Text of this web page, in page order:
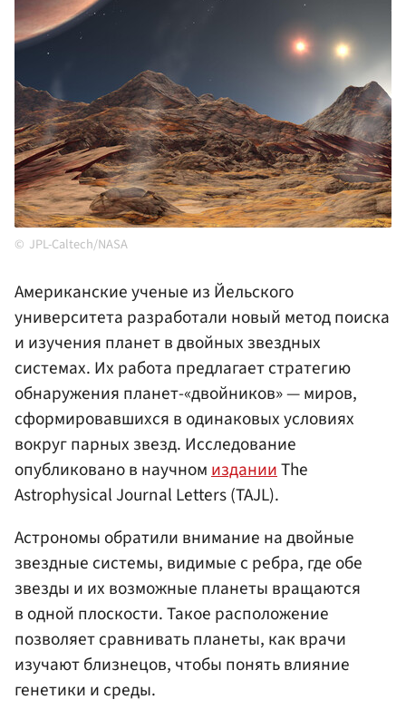
JPL-Caltech/NASA
Американские ученые из Йельского
университета разработали новый метод поиска
и изучения планет в двойных звездных
системах. Их работа предлагает стратегию
обнаружения планет-«двойников» — миров,
сформировавшихся в одинаковых условиях
вокруг парных звезд. Исследование
опубликовано в научномизданииThe
Astrophysical Journal Letters (TAJL).
Астрономы обратили внимание на двойные
звездные системы, видимые с ребра, где обе
звезды и их возможные планеты вращаются
в одной плоскости. Такое расположение
позволяет сравнивать планеты, как врачи
изучают близнецов, чтобы понять влияние
генетики и среды.